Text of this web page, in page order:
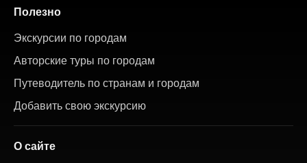
Полезно
Экскурсии по городам
Авторские туры по городам
Путеводитель по странам и городам
Добавить свою экскурсию
О сайте